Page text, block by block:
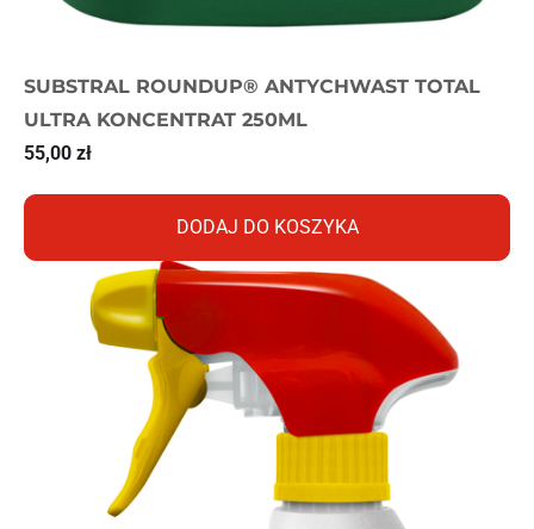
SUBSTRAL ROUNDUP® ANTYCHWAST TOTAL
ULTRA KONCENTRAT 250ML
55,00 zł
DODAJ DO KOSZYKA